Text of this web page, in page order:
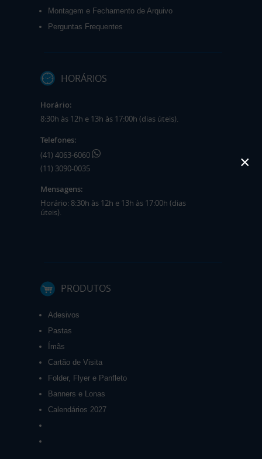
Montagem e Fechamento de Arquivo
Perguntas Frequentes
HORÁRIOS
Horário:
8:30h às 12h e 13h às 17:00h (dias úteis).
Telefones:
(41) 4063-6060
(11) 3090-0035
Mensagens:
Horário: 8:30h às 12h e 13h às 17:00h (dias
úteis).
PRODUTOS
Adesivos
Pastas
Ímãs
Cartão de Visita
Folder, Flyer e Panfleto
Banners e Lonas
Calendários 2027
×